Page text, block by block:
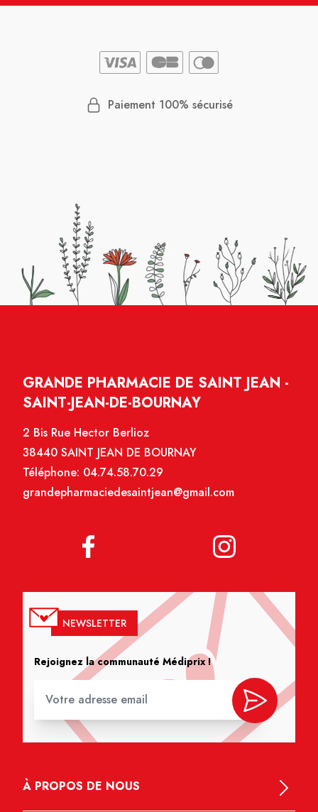
Paiement 100% sécurisé
GRANDE PHARMACIE DE SAINT JEAN -
SAINT-JEAN-DE-BOURNAY
2 Bis Rue Hector Berlioz
38440 SAINT JEAN DE BOURNAY
Téléphone: 04.74.58.70.29
grandepharmaciedesaintjean@gmail.com
NEWSLETTER
Rejoignez la communauté Médiprix !
À PROPOS DE NOUS